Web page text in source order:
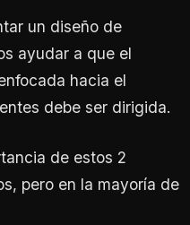
un diseño de
ayudar a que el
hacia el
debe ser dirigida.
de estos 2
pero en la mayoría de